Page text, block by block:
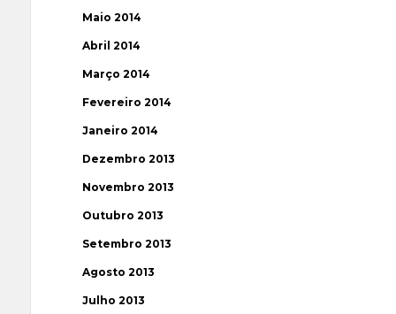
Maio 2014
Abril 2014
Março 2014
Fevereiro 2014
Janeiro 2014
Dezembro 2013
Novembro 2013
Outubro 2013
Setembro 2013
Agosto 2013
Julho 2013